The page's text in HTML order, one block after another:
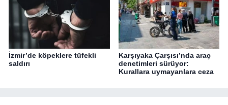
İzmir’de köpeklere tüfekli
saldırı
Karşıyaka Çarşısı’nda araç
denetimleri sürüyor:
Kurallara uymayanlara ceza